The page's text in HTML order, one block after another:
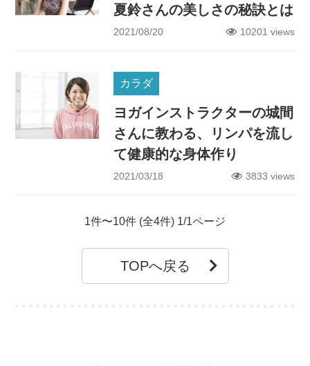
夏鈴さんの美しさの秘訣とは
2021/08/20 10201 views
カラダ
ヨガインストラクターの城間
さんに教わる、リンパを流し
て健康的な身体作り
2021/03/18 3833 views
1件〜10件 (全4件) 1/1ページ
TOPへ戻る